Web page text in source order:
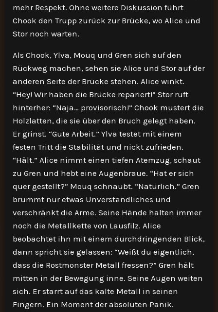
mehr Respekt. Ohne weitere Diskussion führt
Chook den Trupp zurück zur Brücke, wo Alice und
Stor noch warten.
Als Chook, Ylva, Mouq und Gren sich auf den
Rückweg machen, sehen sie Alice und Stor auf der
anderen Seite der Brücke stehen. Alice winkt.
“Hey! Wir haben die Brücke repariert!” Stor ruft
hinterher: “Naja… provisorisch!” Chook mustert die
Holzlatten, die sie über den Bruch gelegt haben.
Er grinst. “Gute Arbeit.” Ylva testet mit einem
festen Tritt die Stabilität und nickt zufrieden.
“Hält.” Alice nimmt einen tiefen Atemzug, schaut
zu Gren und hebt eine Augenbraue. “Hat er sich
quer gestellt?” Mouq schnaubt. “Natürlich.” Gren
brummt nur etwas Unverständliches und
verschränkt die Arme. Seine Hände halten immer
noch die Metallkette von Lausfilz. Alice
beobachtet ihn mit einem durchdringenden Blick,
dann spricht sie gelassen: “Weißt du eigentlich,
dass die Rostmonster Metall fressen?” Gren hält
mitten in der Bewegung inne. Seine Augen weiten
sich. Er starrt auf das kalte Metall in seinen
Fingern. Ein Moment der absoluten Panik.